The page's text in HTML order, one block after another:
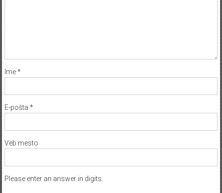
Ime*
E-pošta *
Veb mesto
Please enter an answer in digits: